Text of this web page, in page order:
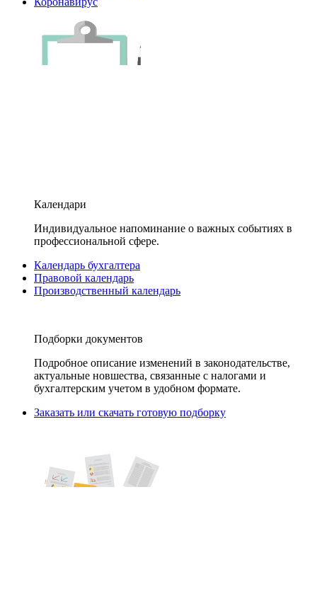
Календари
Индивидуальное напоминание о важных событиях в
профессиональной сфере.
Календарь бухгалтера
Правовой календарь
Производственный календарь
Подборки документов
Подробное описание изменений в законодательстве,
актуальные новшества, связанные с налогами и
бухгалтерским учетом в удобном формате.
Заказать или скачать готовую подборку